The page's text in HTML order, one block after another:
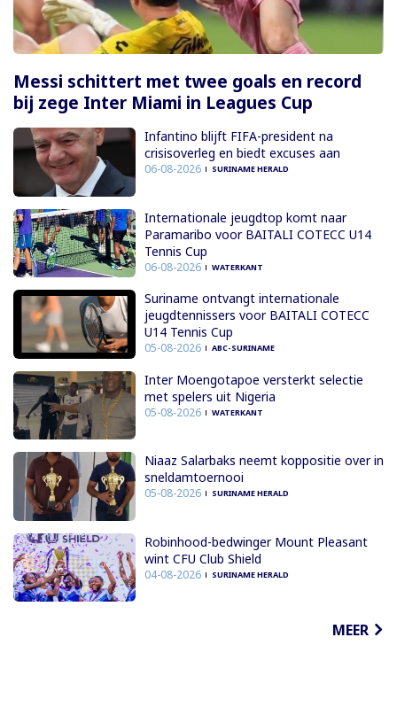
Messi schittert met twee goals en record
bij zege Inter Miami in Leagues Cup
Infantino blijft FIFA-president na
crisisoverleg en biedt excuses aan
06-08-2026 SURINAME HERALD
Internationale jeugdtop komt naar
Paramaribo voor BAITALI COTECC U14
Tennis Cup
06-08-2026 WATERKANT
Suriname ontvangt internationale
jeugdtennissers voor BAITALI COTECC
U14 Tennis Cup
05-08-2026 ABC-SURINAME
Inter Moengotapoe versterkt selectie
met spelers uit Nigeria
05-08-2026 WATERKANT
Niaaz Salarbaks neemt koppositie over in
sneldamtoernooi
05-08-2026 SURINAME HERALD
Robinhood-bedwinger Mount Pleasant
wint CFU Club Shield
04-08-2026 SURINAME HERALD
MEER